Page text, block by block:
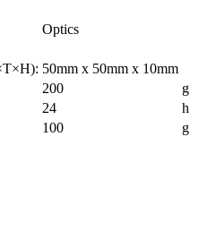
Optics
50mm x 50mm x 10mm
200
g
24
h
100 g